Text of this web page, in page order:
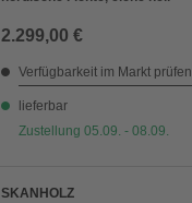
2.299,00 €
Verfügbarkeit im Markt prüfen
lieferbar
Zustellung 05.09. - 08.09.
SKANHOLZ